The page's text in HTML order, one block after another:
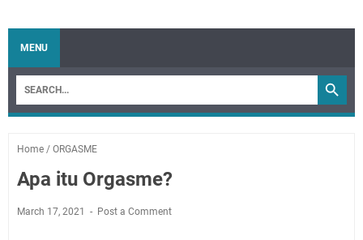
MENU
Home / ORGASME
Apa itu Orgasme?
March 17, 2021 Post a Comment